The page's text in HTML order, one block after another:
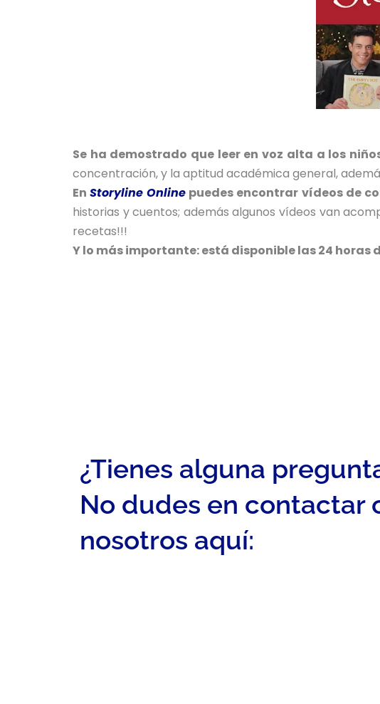
Se ha demostrado que leer en voz alta a los
concentración, y la aptitud académica general,
EnStoryline Online puedes encontrar vídeos de
historias y cuentos; además algunos vídeos van
recetas!!!
Y lo más importante: está disponible las 24 horas
¿Tienes alguna
No dudes en contactar
nosotros aquí: